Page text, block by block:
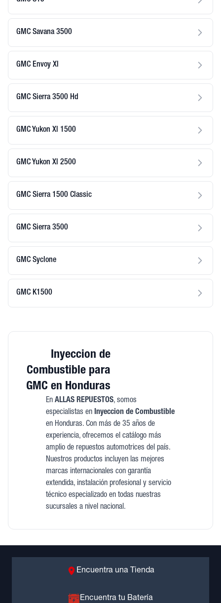
GMC Savana 3500
GMC Envoy Xl
GMC Sierra 3500 Hd
GMC Yukon Xl 1500
GMC Yukon Xl 2500
GMC Sierra 1500 Classic
GMC Sierra 3500
GMC Syclone
GMC K1500
Inyeccion de
Combustible para
GMC en Honduras
En ALLAS REPUESTOS, somos
especialistas en Inyeccion de Combustible
en Honduras. Con más de 35 años de
experiencia, ofrecemos el catálogo más
amplio de repuestos automotrices del país.
Nuestros productos incluyen las mejores
marcas internacionales con garantía
extendida, instalación profesional y servicio
técnico especializado en todas nuestras
sucursales a nivel nacional.
Encuentra una Tienda
Encuentra tu Batería